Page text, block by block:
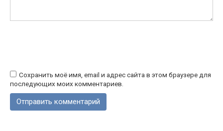
Сохранить моё имя, email и адрес сайта в этом браузере для
последующих моих комментариев.